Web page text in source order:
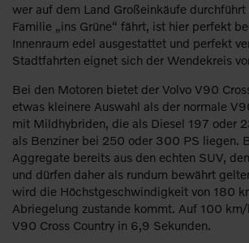
wer auf dem Land Großeinkäufe
Familie „ins Grüne“ fährt, ist hier perfekt
Innenraum edel ausgestattet und perfekt
Stadtfahrten eignet sich der Wendekreis
Bei den Motoren bietet der Volvo V90
etwas kleinere Auswahl als der normale
mit Mildhybriden, die als Diesel 197 oder
als Benziner bei 250 oder 300 PS liegen.
Aggregate bereits aus den echten SUV,
und dürfen daher als rundum bewährt
wird die Höchstgeschwindigkeit von 180
Abriegelung zustande kommt. Auf 100
V90 Cross Country in 6,9 Sekunden.